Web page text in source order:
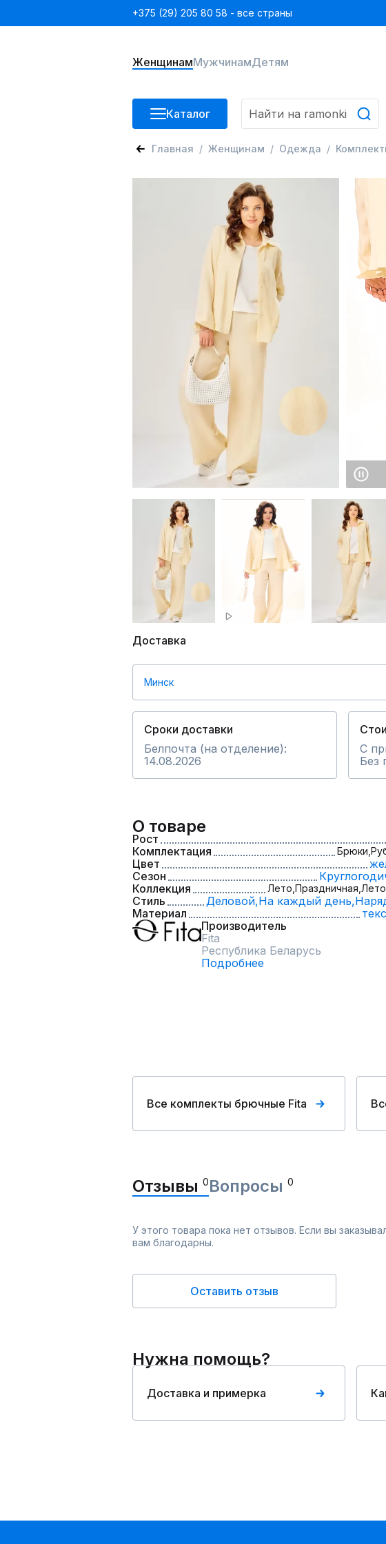
+375 (29) 205 80 58 - все страны
ЖенщинамМужчинамДетям
Каталог
Главная Женщинам Одежда
Доставка
Минск
Сроки доставки
Белпочта (на отделение):
14.08.2026
С
Без
О товаре
Рост
Комплектация Брюки,
Цвет
Сезон
Коллекция
Лето, Праздничная,
Стиль Деловой,На каждый день,
Материал
Производитель
Fita
Республика Беларусь
Подробнее
Все комплекты брючные Fita
Отзывы 0Вопросы 0
У этого товара пока нет отзывов. Если вы
вам благодарны.
Оставить отзыв
Нужна помощь?
Доставка и примерка